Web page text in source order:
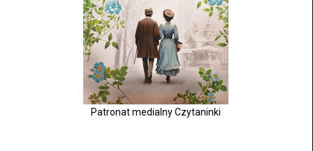
Patronat medialny Czytaninki